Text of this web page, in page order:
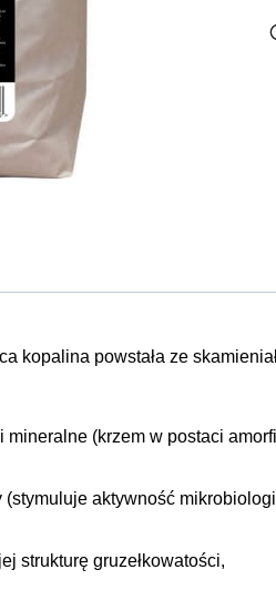
kopalina powstała ze
mineralne (krzem w postaci
aktywność
strukturę gruzełkowatości,